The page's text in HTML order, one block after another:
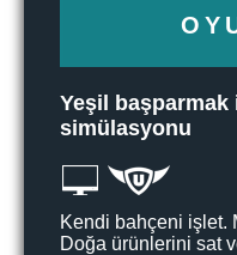
Yeşil
simülasyonu
Kendi bahçeni işlet.
Doğa ürünlerini sat